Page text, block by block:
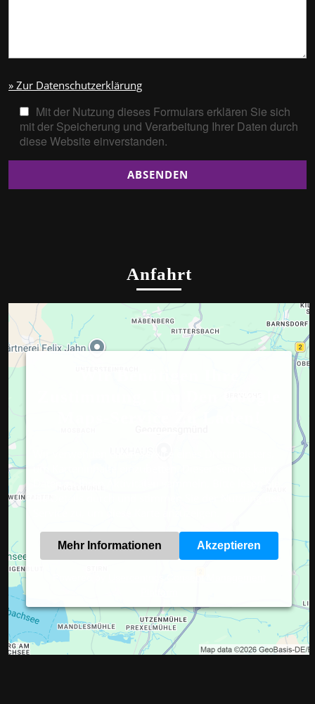
» Zur Datenschutzerklärung
Mit der Nutzung dieses Formulars erklären Sie sich
mit der Speicherung und Verarbeitung Ihrer Daten durch
diese Website einverstanden.
Anfahrt
Mehr Informationen Akzeptieren